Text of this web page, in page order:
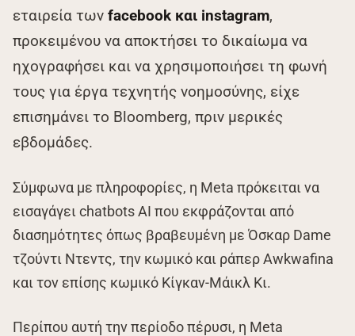
εταιρεία των facebook και instagram,
προκειμένου να αποκτήσει το δικαίωμα να
ηχογραφήσει και να χρησιμοποιήσει τη φωνή
τους για έργα τεχνητής νοημοσύνης, είχε
επισημάνει το Bloomberg, πριν μερικές
εβδομάδες.
Σύμφωνα με πληροφορίες, η Meta πρόκειται να
εισαγάγει chatbots AI που εκφράζονται από
διασημότητες όπως βραβευμένη με Όσκαρ Dame
τζούντι Ντεντς, την κωμικό και ράπερ Awkwafina
και τον επίσης κωμικό Κίγκαν-Μάικλ Κι.
Περίπου αυτή την περίοδο πέρυσι, η Meta